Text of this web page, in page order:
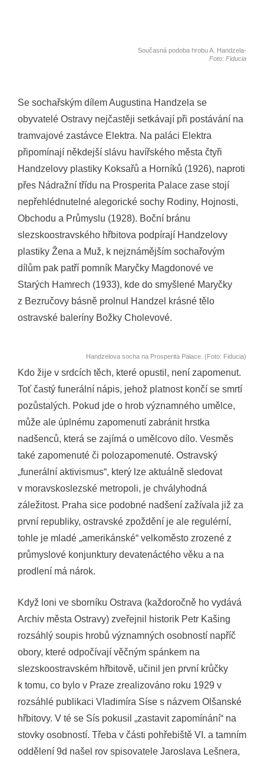
Současná podoba hrobu A. Handzela-
Foto: Fiducia
Se sochařským dílem Augustina Handzela se
obyvatelé Ostravy nejčastěji setkávají při postávání na
tramvajové zastávce Elektra. Na paláci Elektra
připomínají někdejší slávu havířského města čtyři
Handzelovy plastiky Koksařů a Horníků (1926), naproti
přes Nádražní třídu na Prosperita Palace zase stojí
nepřehlédnutelné alegorické sochy Rodiny, Hojnosti,
Obchodu a Průmyslu (1928). Boční bránu
slezskoostravského hřbitova podpírají Handzelovy
plastiky Žena a Muž, k nejznámějším sochařovým
dílům pak patří pomník Maryčky Magdonové ve
Starých Hamrech (1933), kde do smyšlené Maryčky
z Bezručovy básně prolnul Handzel krásné tělo
ostravské baleríny Božky Cholevové.
Handzelova socha na Prosperita Palace. (Foto: Fiducia)
Kdo žije v srdcích těch, které opustil, není zapomenut.
Toť častý funerální nápis, jehož platnost končí se smrtí
pozůstalých. Pokud jde o hrob významného umělce,
může ale úplnému zapomenutí zabránit hrstka
nadšenců, která se zajímá o umělcovo dílo. Vesměs
také zapomenuté či polozapomenuté. Ostravský
„funerální aktivismus“, který lze aktuálně sledovat
v moravskoslezské metropoli, je chvályhodná
záležitost. Praha sice podobné nadšení zažívala již za
první republiky, ostravské zpoždění je ale regulérní,
tohle je mladé „amerikánské“ velkoměsto zrozené z
průmyslové konjunktury devatenáctého věku a na
prodlení má nárok.
Když loni ve sborníku Ostrava (každoročně ho vydává
Archiv města Ostravy) zveřejnil historik Petr Kašing
rozsáhlý soupis hrobů významných osobností napříč
obory, které odpočívají věčným spánkem na
slezskoostravském hřbitově, učinil jen první krůčky
k tomu, co bylo v Praze zrealizováno roku 1929 v
rozsáhlé publikaci Vladimíra Síse s názvem Olšanské
hřbitovy. V té se Sís pokusil „zastavit zapomínání“ na
stovky osobností. Třeba v části pohřebiště VI. a tamním
oddělení 9d našel rov spisovatele Jaroslava Lešnera,